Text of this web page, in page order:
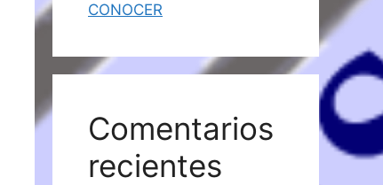
CONOCER
Comentarios
recientes